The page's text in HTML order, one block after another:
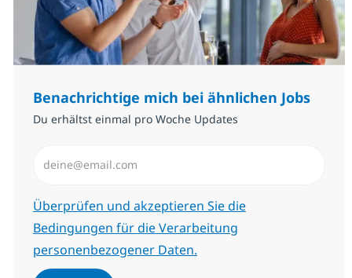
Benachrichtige mich bei ähnlichen Jobs
Du erhältst einmal pro Woche Updates
Erforderlich
Überprüfen und akzeptieren Sie die
Bedingungen für die Verarbeitung
personenbezogener Daten.